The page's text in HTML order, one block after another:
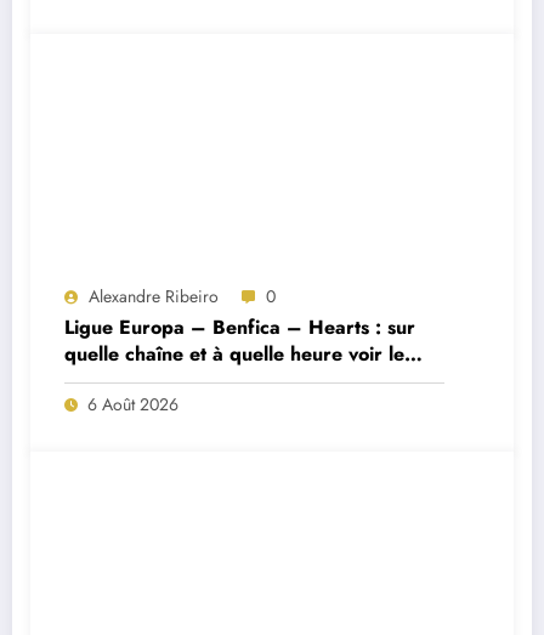
Alexandre Ribeiro 0
Ligue Europa – Benfica – Hearts : sur
quelle chaîne et à quelle heure voir le
match ?
6 Août 2026